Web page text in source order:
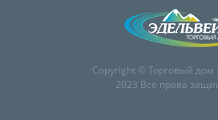
После высыхания не оказывают
поверхности очищают от старой
Copyright © Торговый дом
2023 Все права